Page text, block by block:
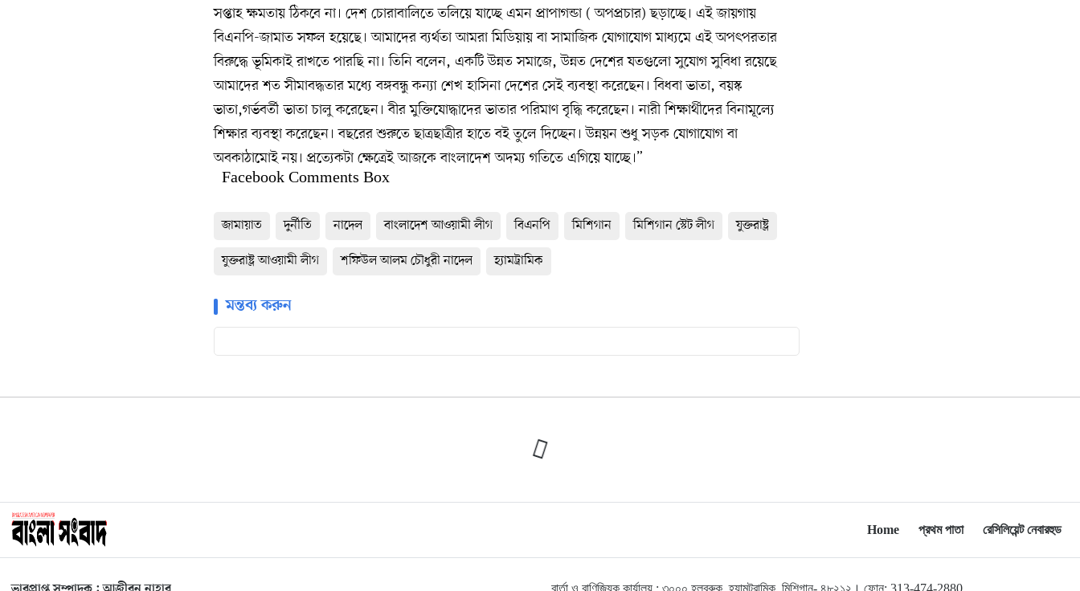
সপ্তাহ ক্ষমতায় ঠিকবে না। দেশ চোরাবালিতে তলিয়ে যাচ্ছে এমন প্রাপাগন্ডা ( অপপ্রচার) ছড়াচ্ছে। এই জায়গায়
বিএনপি-জামাত সফল হয়েছে। আমাদের ব্যর্থতা আমরা মিডিয়ায় বা সামাজিক যোগাযোগ মাধ্যমে এই অপৎপরতার
বিরুদ্ধে ভূমিকাই রাখতে পারছি না। তিনি বলেন, একটি উন্নত সমাজে, উন্নত দেশের যতগুলো সুযোগ সুবিধা রয়েছে
আমাদের শত সীমাবদ্ধতার মধ্যে বঙ্গবন্ধু কন্যা শেখ হাসিনা দেশের সেই ব্যবস্থা করেছেন। বিধবা ভাতা, বয়স্ক
ভাতা,গর্ভবর্তী ভাতা চালু করেছেন। বীর মুক্তিযোদ্ধাদের ভাতার পরিমাণ বৃদ্ধি করেছেন। নারী শিক্ষার্থীদের বিনামূল্যে
শিক্ষার ব্যবস্থা করেছেন। বছরের শুরুতে ছাত্রছাত্রীর হাতে বই তুলে দিচ্ছেন। উন্নয়ন শুধু সড়ক যোগাযোগ বা
অবকাঠামোই নয়। প্রত্যেকটা ক্ষেত্রেই আজকে বাংলাদেশ অদম্য গতিতে এগিয়ে যাচ্ছে।”
Facebook Comments Box
জামায়াত দুর্নীতি নাদেল বাংলাদেশ আওয়ামী লীগ বিএনপি মিশিগান মিশিগান স্টেট লীগ
যুক্তরাষ্ট্র
যুক্তরাষ্ট্র আওয়ামী লীগ
শফিউল আলম চৌধুরী নাদেল হ্যামট্রামিক
মন্তব্য করুন
ওয়াশিংটন ডিসিতে ছাড়া হচ্ছে ৬ লাখ মশা
ফিফার নতুন সভাপতি নিয়ে জল্পনা,
আলোচনার কেন্দ্রবিন্দুতে সম্ভাব্য প্রার্থীরা
ব্রাজিলের তিন বোনের সম্মিলিত বয়স
Home প্রথম পাতা রেসিলিয়েন্ট নেবারহুড
বার্তা ও বাণিজ্যিক কার্যালয় : ৩০০০ হলব্রুক, হ্যামট্রামিক, মিশিগান- ৪৮২১২। ফোন: 313-474-2880